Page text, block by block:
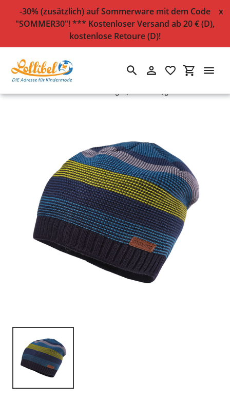
zum
-30% (zusätzlich) auf Sommerware mit dem Code
"SOMMER30"! *** Kostenloser Versand ab 20 € (D),
kostenlose Retoure (D)!
x
SuchenEinloggen
Startseite › Strick-Beanie "Blockringel", Baumwolle, gefüttert